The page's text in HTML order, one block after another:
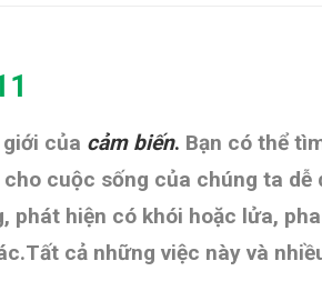
của cảm biến. Bạn có thể
cuộc sống của chúng ta
hiện có khói hoặc lửa,
cả những việc này và